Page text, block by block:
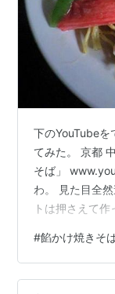
下のYouTubeを
てみた。 京都
そば」
わ。 見た目全
トは押さえて
き色を付けるこ
（IH1400W）
具材（肉、イカ
#餡かけ焼きそ